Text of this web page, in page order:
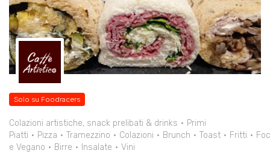
Solo su Foodracers
Colazioni artistiche, snack prelibati & drinks
Primi
Piatti
Pizza Tramezzino Colazioni Brunch Toast Fritti
e Vegano
Birre Insalate Vini